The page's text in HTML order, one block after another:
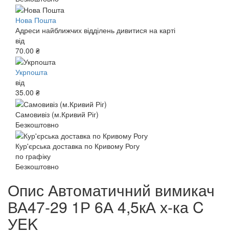
Нова Пошта
Адреси найближчих відділень дивитися на карті
від
70.00 ₴
Укрпошта
від
35.00 ₴
Самовивіз (м.Кривий Ріг)
Безкоштовно
Кур'єрська доставка по Кривому Рогу
по графіку
Безкоштовно
Опис Автоматичний вимикач
ВА47-29 1Р 6А 4,5кА х-ка C
УEK